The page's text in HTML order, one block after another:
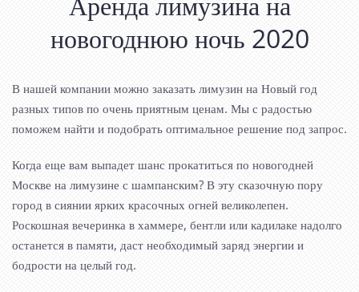
новогоднюю ночь 2020
В нашей компании можно заказать лимузин на Новый год
разных типов по очень приятным ценам. Мы с радостью
поможем найти и подобрать оптимальное решение под запрос.
Когда еще вам выпадет шанс прокатиться по новогодней
Москве на лимузине с шампанским? В эту сказочную пору
город в сиянии ярких красочных огней великолепен.
Роскошная вечеринка в хаммере, бентли или кадилаке надолго
останется в памяти, даст необходимый заряд энергии и
бодрости на целый год.